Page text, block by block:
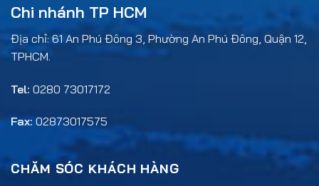
Chi nhánh TP HCM
Địa chỉ: 61 An Phú Đông 3, Phường An Phú Đông, Quận 12,
TPHCM.
Tel: 0280 73017172
Fax: 02873017575
CHĂM SÓC KHÁCH HÀNG